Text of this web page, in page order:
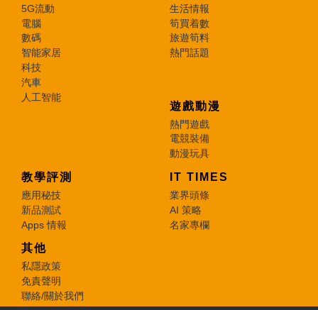
5G流動
電腦
數碼
智能家居
科技
汽車
人工智能
生活情報
筍買着數
旅遊筍料
熱門話題
遊戲動漫
熱門遊戲
電競裝備
動漫玩具
教學評測
應用秘技
新品測試
Apps 情報
IT TIMES
業界頭條
AI 策略
名家專欄
其他
私隱政策
免責聲明
聯絡/關於我們